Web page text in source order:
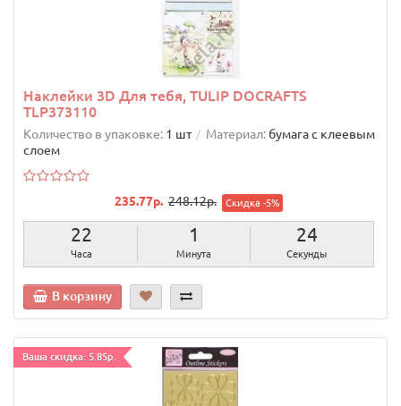
Наклейки 3D Для тебя, TULIP DOCRAFTS
TLP373110
Количество в упаковке: 1 шт Материал: бумага с клеевым
слоем
235.77р. 248.12р. Скидка -5%
22
Часа
1
Минута
23
Секунды
В корзину
Ваша скидка: 5.85р.